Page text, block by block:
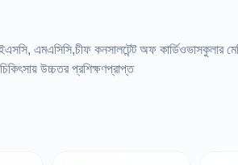
এমএসিসি,চীফ কনসালটেন্ট অফ কার্ডিওভাসকুলার
উচ্চতর প্রশিক্ষণপ্রাপ্ত